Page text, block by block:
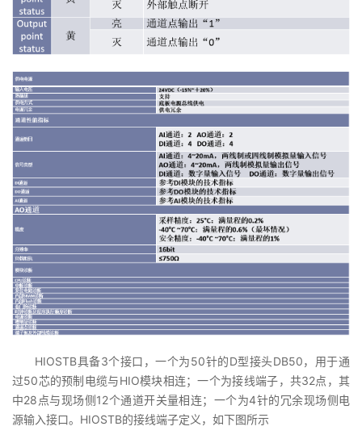
HIOSTB具备3个接口，一个为50针的D型接头DB50，用于通
过50芯的预制电缆与HIO模块相连；一个为接线端子，共32点，其
中28点与现场侧12个通道开关量相连；一个为4针的冗余现场侧电
源输入接口。HIOSTB的接线端子定义，如下图所示